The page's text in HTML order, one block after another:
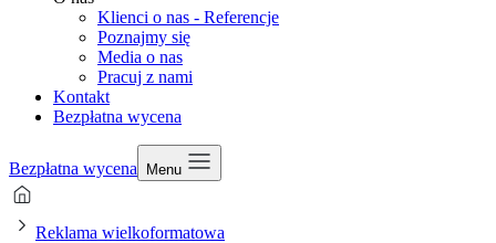
Klienci o nas - Referencje
Poznajmy się
Media o nas
Pracuj z nami
Kontakt
Bezpłatna wycena
Bezpłatna wycena Menu
Reklama wielkoformatowa